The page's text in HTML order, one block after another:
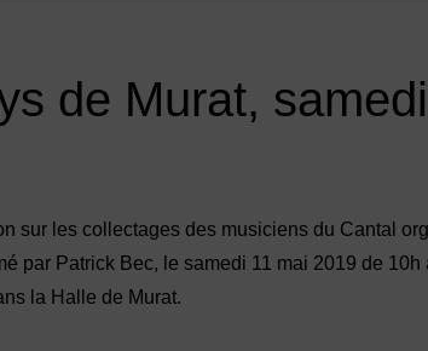
de Murat,
sur les collectages des musiciens du Cantal
par Patrick Bec, le samedi 11 mai 2019 de 10h
la Halle de Murat.